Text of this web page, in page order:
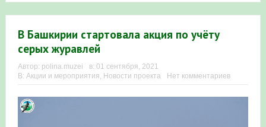
В Башкирии стартовала акция по учёту
серых журавлей
Автор: polina.muzei в: 01 сентября, 2021
В: Акции и мероприятия Новости проекта Нет комментариев